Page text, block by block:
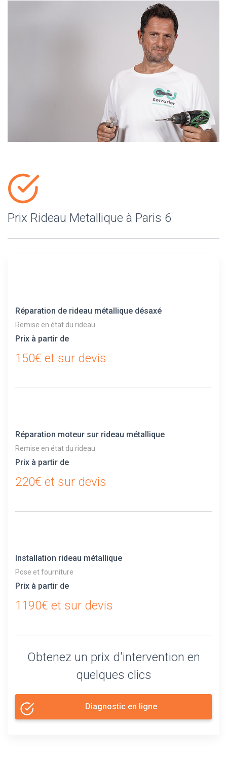
Prix Rideau Metallique à Paris 6
Réparation de rideau métallique désaxé
Remise en état du rideau
Prix à partir de
150€ et sur devis
Réparation moteur sur rideau métallique
Remise en état du rideau
Prix à partir de
220€ et sur devis
Installation rideau métallique
Pose et fourniture
Prix à partir de
1190€ et sur devis
Obtenez un prix d'intervention en
quelques clics
Diagnostic en ligne